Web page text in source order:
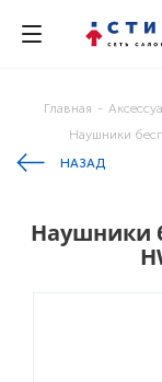
Главная -
Наушники
НАЗАД
Наушники